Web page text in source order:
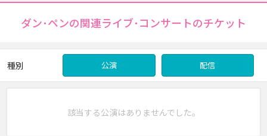
ダン･ペンの関連ライブ･コンサートのチケット
種別 公演 配信
該当する公演はありませんでした。